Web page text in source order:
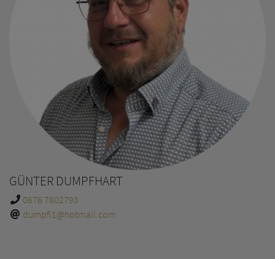
GÜNTER DUMPFHART
0676 7602793
dumpfi1@hotmail.com